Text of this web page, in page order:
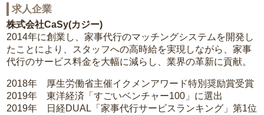
求人企業
株式会社CaSy(カジー)
2014年に創業し、家事代行のマッチングシステムを開発し
たことにより、スタッフへの高時給を実現しながら、家事
代行のサービス料金を大幅に減らし、業界の革新に貢献。
2018年 厚生労働省主催イクメンアワード特別奨励賞受賞
2019年 東洋経済「すごいベンチャー100」に選出
2019年 日経DUAL「家事代行サービスランキング」第1位